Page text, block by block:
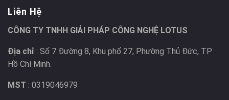
Liên Hệ
CÔNG TY TNHH GIẢI PHÁP CÔNG NGHỆ LOTUS
Địa chỉ : Số 7 Đường 8, Khu phố 27, Phường Thủ Đức, TP
Hồ Chí Minh.
MST : 0319046979